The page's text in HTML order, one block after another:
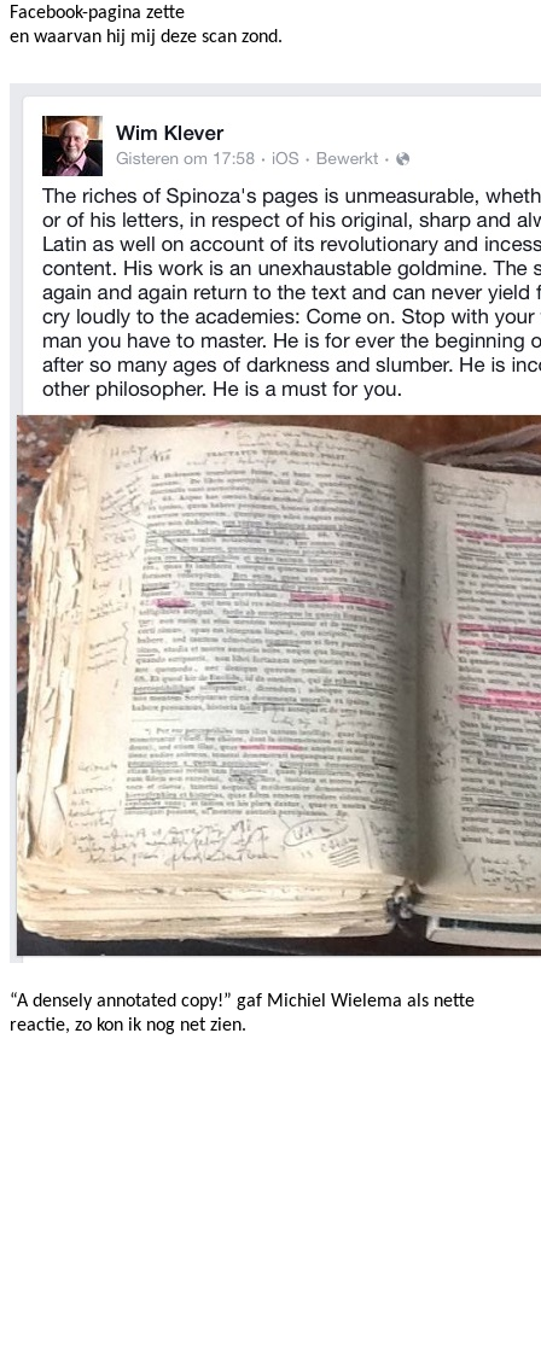
Facebook-pagina zette
en waarvan hij mij deze scan zond.
“A densely annotated copy!” gaf Michiel Wielema als nette
reactie, zo kon ik nog net zien.